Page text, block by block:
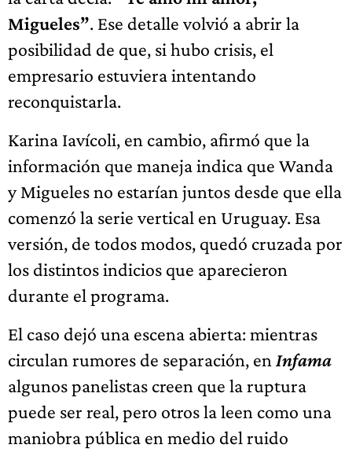
Migueles”. Ese detalle volvió a abrir la
posibilidad de que, si hubo crisis, el
empresario estuviera intentando
reconquistarla.
Karina Iavícoli, en cambio, afirmó que la
información que maneja indica que Wanda
y Migueles no estarían juntos desde que ella
comenzó la serie vertical en Uruguay. Esa
versión, de todos modos, quedó cruzada por
los distintos indicios que aparecieron
durante el programa.
El caso dejó una escena abierta: mientras
circulan rumores de separación, en Infama
algunos panelistas creen que la ruptura
puede ser real, pero otros la leen como una
maniobra pública en medio del ruido